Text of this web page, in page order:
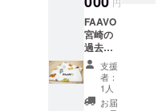
円
FAAVO
宮崎の
過去プ
ロジェ
クトの
紹介、
そして
支援
者：
1人
お届